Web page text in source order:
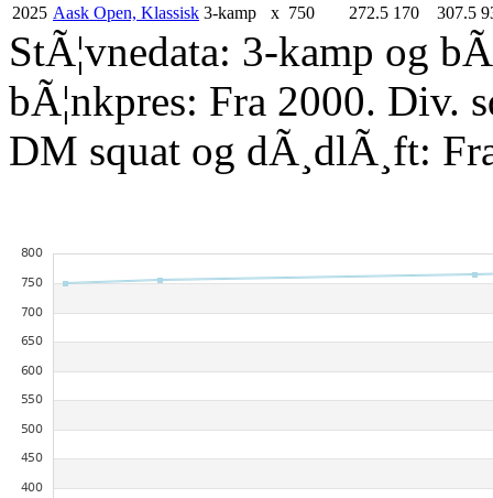
2025 Aask Open, Klassisk 3-kamp x 750 272.5 170 307.5
StÃ¦vnedata: 3-kamp og
bÃ¦nkpres: Fra 2000. Div.
DM squat og dÃ¸dlÃ¸ft: